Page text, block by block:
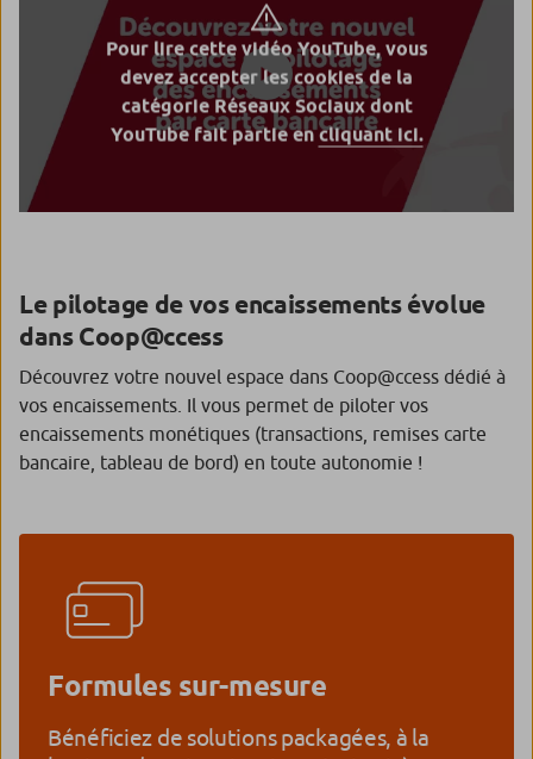
Pour lire cette vidéo YouTube, vous
devez accepter les cookies de la
catégorie Réseaux Sociaux dont
YouTube fait partie encliquant ici.
Le pilotage de vos encaissements évolue
dans Coop@ccess
Découvrez votre nouvel espace dans Coop@ccess dédié à
vos encaissements. Il vous permet de piloter vos
encaissements monétiques (transactions, remises carte
bancaire, tableau de bord) en toute autonomie !
Formules sur-mesure
Bénéficiez de solutions packagées, à la